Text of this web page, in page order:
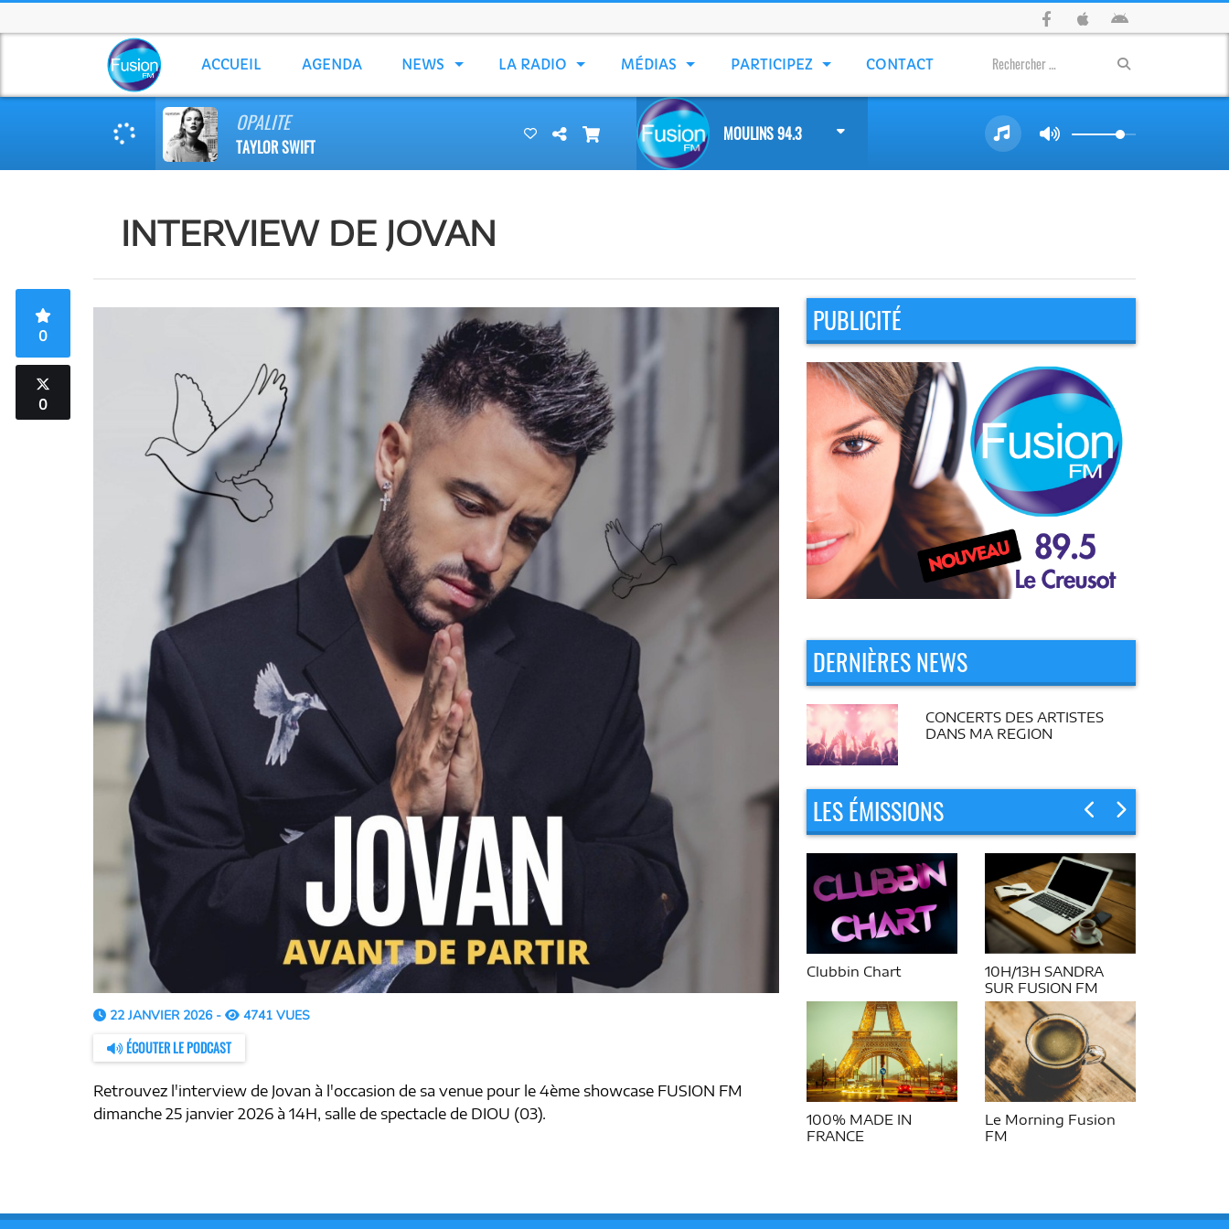
ACCUEIL AGENDA NEWS LA RADIO MÉDIAS PARTICIPEZ CONTACT
OPALITE
TAYLOR SWIFT
MOULINS 94.3
INTERVIEW DE JOVAN
0
0
22 JANVIER 2026 - 4741 VUES
ÉCOUTER LE PODCAST
Retrouvez l'interview de Jovan à l'occasion de sa venue pour le 4ème showcase FUSION FM
dimanche 25 janvier 2026 à 14H, salle de spectacle de DIOU (03).
PUBLICITÉ
DERNIÈRES NEWS
CONCERTS DES ARTISTES
DANS MA REGION
LES ÉMISSIONS
16h/19h avec Rémi Clubbin Chart
100% MADE IN
FRANCE
10H/13H SANDRA
SUR FUSION FM
Le Morning Fusion
FM